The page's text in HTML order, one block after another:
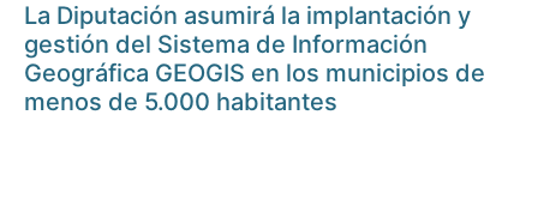
La Diputación asumirá la implantación y
gestión del Sistema de Información
Geográfica GEOGIS en los municipios de
menos de 5.000 habitantes